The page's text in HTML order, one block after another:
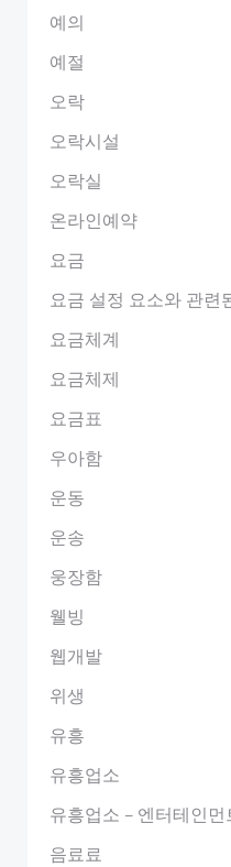
예의
예절
오락
오락시설
오락실
온라인예약
요금
요금 설정 요소와 관련
요금체계
요금체제
요금표
우아함
운동
운송
웅장함
웰빙
웹개발
위생
유흥
유흥업소
유흥업소 – 엔터테인먼
음료료